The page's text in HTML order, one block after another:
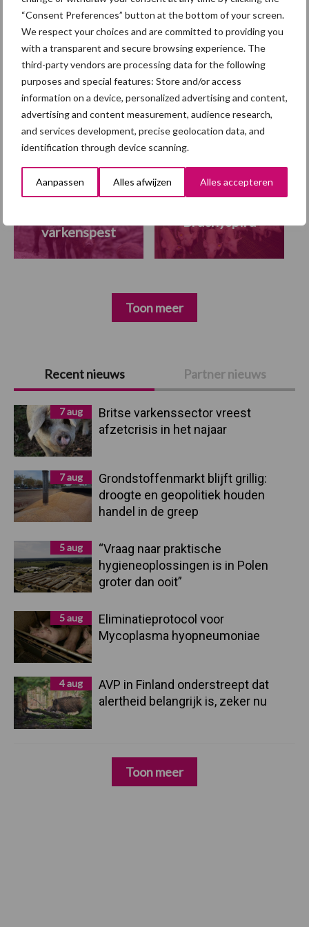
“Consent Preferences” button at the bottom of your screen.
We respect your choices and are committed to providing you
with a transparent and secure browsing experience. The
third-party vendors are processing data for the following
purposes and special features: Store and/or access
information on a device, personalized advertising and content,
advertising and content measurement, audience research,
and services development, precise geolocation data, and
identification through device scanning.
Aanpassen Alles afwijzen Alles accepteren
Primaire
Sidebar
Recent nieuws Partner nieuws
7 aug
Britse varkenssector vreest
afzetcrisis in het najaar
7 aug
Grondstoffenmarkt blijft grillig:
droogte en geopolitiek houden
handel in de greep
5 aug
“Vraag naar praktische
hygieneoplossingen is in Polen
groter dan ooit”
5 aug
Eliminatieprotocol voor
Mycoplasma hyopneumoniae
4 aug
AVP in Finland onderstreept dat
alertheid belangrijk is, zeker nu
Toon meer
“Vraag naar praktische
hygieneoplossingen is in
Polen groter dan ooit”
Diergezondheid Fokkerij Huisvesting
varkenspest
Toon meer